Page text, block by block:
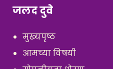
जलद दुवे
मुख्यपृष्ठ
आमच्या विषयी